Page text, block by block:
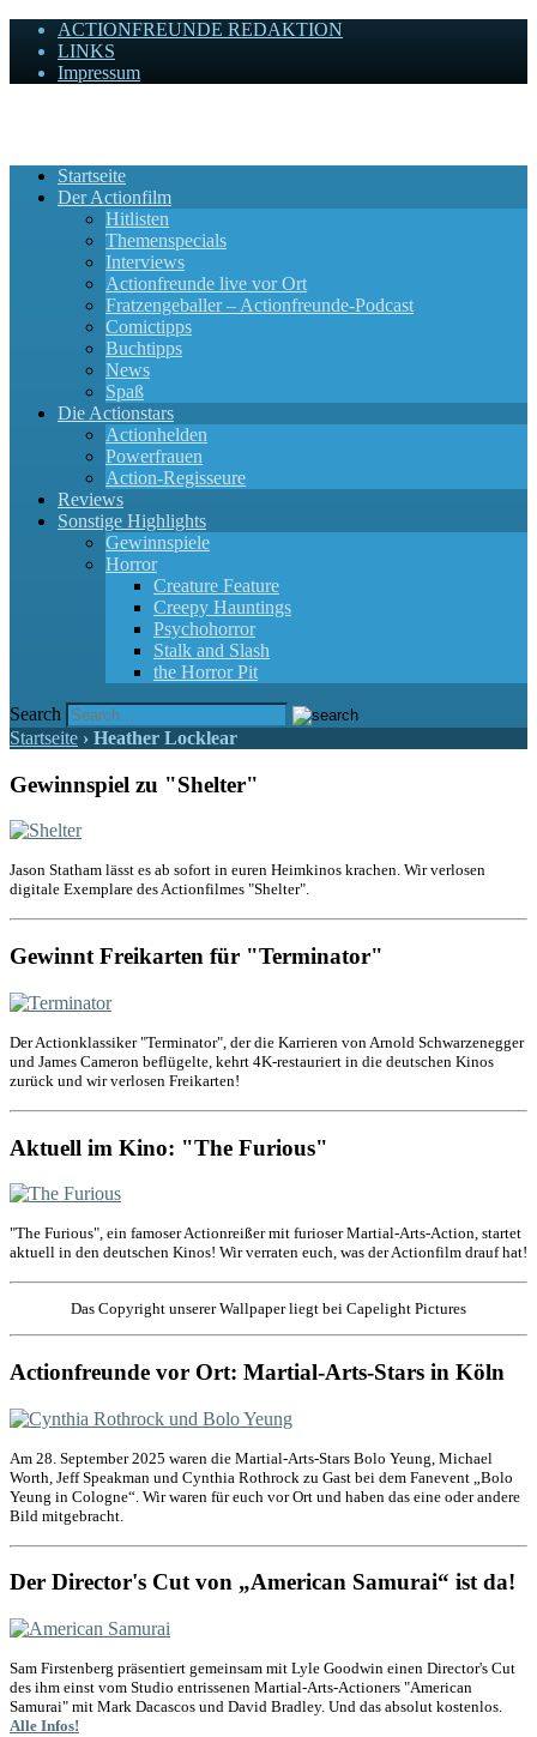
ACTIONFREUNDE REDAKTION
LINKS
Impressum
Startseite
Der Actionfilm
Hitlisten
Themenspecials
Interviews
Actionfreunde live vor Ort
Fratzengeballer – Actionfreunde-Podcast
Comictipps
Buchtipps
News
Spaß
Die Actionstars
Actionhelden
Powerfrauen
Action-Regisseure
Reviews
Sonstige Highlights
Gewinnspiele
Horror
Creature Feature
Creepy Hauntings
Psychohorror
Stalk and Slash
the Horror Pit
Search
Startseite › Heather Locklear
Gewinnspiel zu "Shelter"
Jason Statham lässt es ab sofort in euren Heimkinos krachen. Wir verlosen
digitale Exemplare des Actionfilmes "Shelter".
Gewinnt Freikarten für "Terminator"
Der Actionklassiker "Terminator", der die Karrieren von Arnold Schwarzenegger
und James Cameron beflügelte, kehrt 4K-restauriert in die deutschen Kinos
zurück und wir verlosen Freikarten!
Aktuell im Kino: "The Furious"
"The Furious", ein famoser Actionreißer mit furioser Martial-Arts-Action, startet
aktuell in den deutschen Kinos! Wir verraten euch, was der Actionfilm drauf hat!
Das Copyright unserer Wallpaper liegt bei Capelight Pictures
Actionfreunde vor Ort: Martial-Arts-Stars in Köln
Am 28. September 2025 waren die Martial-Arts-Stars Bolo Yeung, Michael
Worth, Jeff Speakman und Cynthia Rothrock zu Gast bei dem Fanevent „Bolo
Yeung in Cologne“. Wir waren für euch vor Ort und haben das eine oder andere
Bild mitgebracht.
Der Director's Cut von „American Samurai“ ist da!
Sam Firstenberg präsentiert gemeinsam mit Lyle Goodwin einen Director's Cut
des ihm einst vom Studio entrissenen Martial-Arts-Actioners "American
Samurai" mit Mark Dacascos und David Bradley. Und das absolut kostenlos.
Alle Infos!